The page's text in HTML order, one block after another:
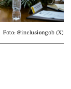
Foto: @inclusiongob (X)